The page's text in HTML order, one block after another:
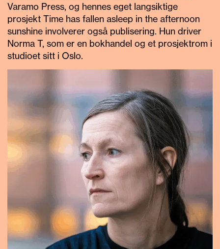
Varamo Press, og hennes eget langsiktige
prosjekt Time has fallen asleep in the afternoon
sunshine involverer også publisering. Hun driver
Norma T, som er en bokhandel og et prosjektrom i
studioet sitt i Oslo.